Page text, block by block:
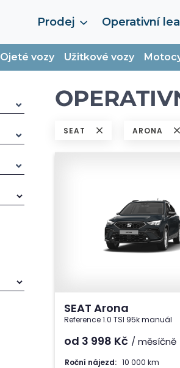
Prodej Operativní
Ojeté vozy Užitkové vozy
SEAT ARONA
SEAT Arona
Reference 1.0 TSI 95k manuál
od 3 998 Kč / měsíčně
Roční nájezd: 10 000 km